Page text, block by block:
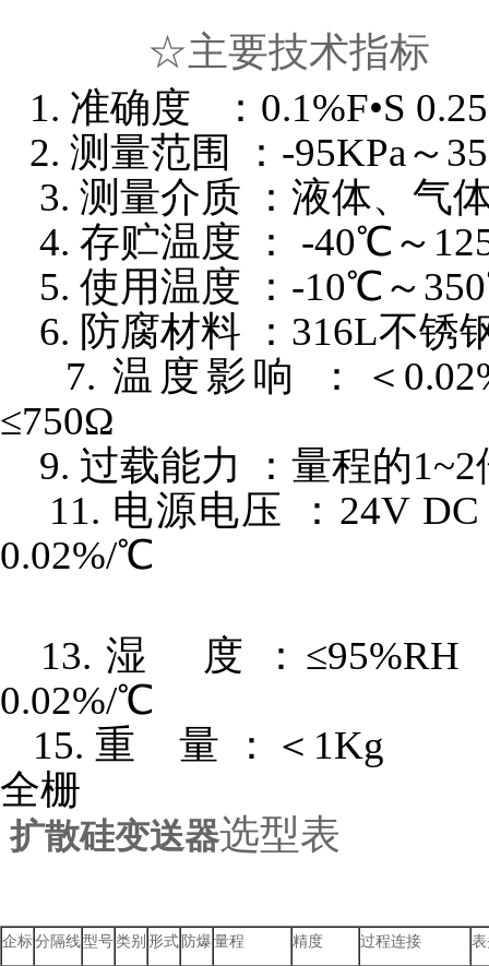
☆主要技术指标
1. 准确度 ：0.1%F•S
2. 测量范围 ：-95KPa～
3. 测量介质 ：液体、气
4. 存贮温度 ： -40℃～
5. 使用温度 ：-10℃～
6. 防腐材料 ：316L不锈
7. 温度影响 ：＜
≤750Ω
9. 过载能力 ：量程的
11. 电源电压 ：24V
0.02%/℃
13. 湿 度 ：
0.02%/℃
15. 重 量 ：＜1Kg
全栅
扩散硅变送器选型表
企标分隔线型号类别 形式 防爆量程 精度 过程连接